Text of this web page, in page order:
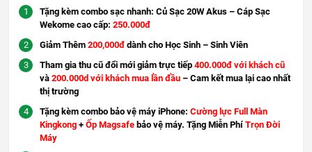
Tặng kèm combo sạc nhanh: Củ Sạc 20W Akus – Cáp Sạc
Wekome cao cấp: 250.000đ
Giảm Thêm 200,000đ dành cho Học Sinh – Sinh Viên
Tham gia thu cũ đổi mới giảm trực tiếp 400.000đ với khách cũ
và 200.000d với khách mua lần đầu – Cam kết mua lại cao nhất
thị trường
Tặng kèm combo bảo vệ máy iPhone: Cường lực Full Màn
Kingkong + Ốp Magsafe bảo vệ máy. Tặng Miễn Phí Trọn Đời
Máy